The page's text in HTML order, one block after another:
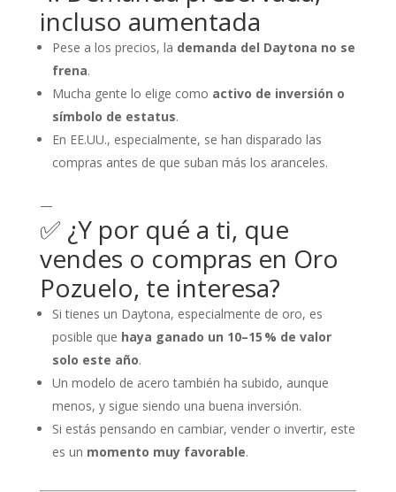
incluso aumentada
Pese a los precios, la demanda del Daytona no se
frena.
Mucha gente lo elige como activo de inversión o
símbolo de estatus.
En EE.UU., especialmente, se han disparado las
compras antes de que suban más los aranceles.
—
✅ ¿Y por qué a ti, que
vendes o compras en Oro
Pozuelo, te interesa?
Si tienes un Daytona, especialmente de oro, es
posible que haya ganado un 10–15 % de valor
solo este año.
Un modelo de acero también ha subido, aunque
menos, y sigue siendo una buena inversión.
Si estás pensando en cambiar, vender o invertir, este
es un momento muy favorable.